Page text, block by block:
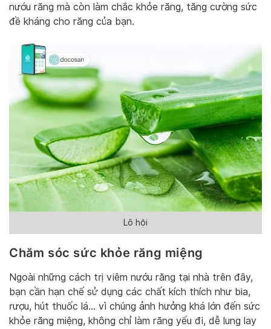
nướu răng mà còn làm chắc khỏe răng, tăng cường sức
đề kháng cho răng của bạn.
Lô hội
Chăm sóc sức khỏe răng miệng
Ngoài những cách trị viêm nướu răng tại nhà trên đây,
bạn cần hạn chế sử dụng các chất kích thích như bia,
rượu, hút thuốc lá… vì chúng ảnh hưởng khá lớn đến sức
khỏe răng miệng, không chỉ làm răng yếu đi, dễ lung lay